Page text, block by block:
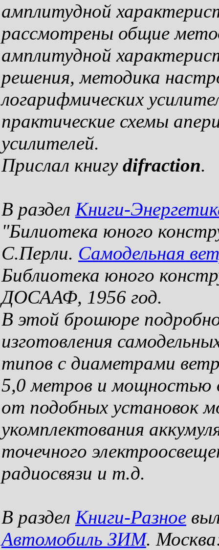
амплитудной
рассмотрены общие
амплитудной
решения, методика
логарифмических
практические схемы
усилителей.
Прислал книгу difraction.
В раздел Книги-
"Билиотека юного
С.Перли. Самодельная
Библиотека юного
ДОСААФ, 1956 год.
В этой брошюре
изготовления
типов с диаметрами
5,0 метров и мощностью
от подобных установок
укомплектования
точечного
радиосвязи и т.д.
В раздел Книги-Разное
Автомобиль ЗИМ.